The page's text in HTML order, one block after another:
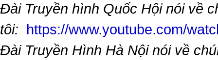
Đài Truyền hình Quốc Hội nói về
tôi: https://www.youtube.com/
Đài Truyền Hình Hà Nội nói về